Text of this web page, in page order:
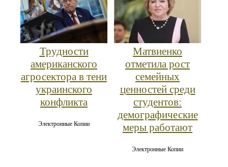
Трудности
американского
агросектора в тени
украинского
конфликта
Электронные Копии
Матвиенко
отметила рост
семейных
ценностей среди
студентов:
демографические
меры работают
Электронные Копии